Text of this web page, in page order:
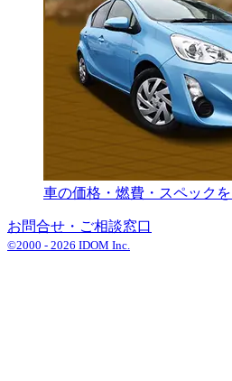
車の価格・燃費・スペック
お問合せ・ご相談窓口
©2000 - 2026 IDOM Inc.